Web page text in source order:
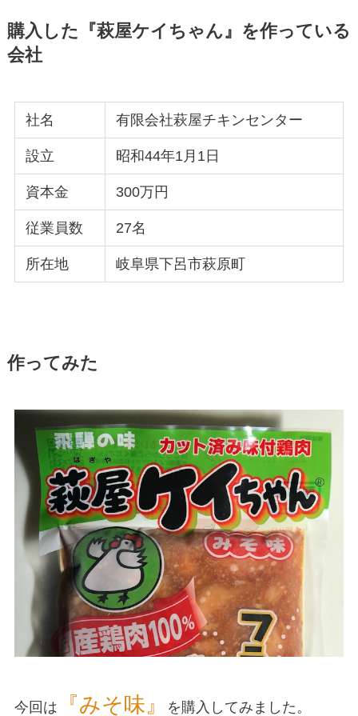
購入した『萩屋ケイちゃん』を作っている
会社
社名 有限会社萩屋チキンセンター
設立 昭和44年1月1日
資本金 300万円
従業員数 27名
所在地 岐阜県下呂市萩原町
作ってみた
今回は 『みそ味』 を購入してみました。